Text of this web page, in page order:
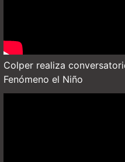
Colper realiza
Fenómeno el Niño